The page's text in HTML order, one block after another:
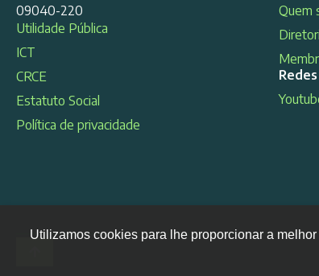
09040-220
Utilidade Pública
ICT
CRCE
Estatuto Social
Política de privacidade
Quem
Utilizamos cookies para lhe proporcionar a